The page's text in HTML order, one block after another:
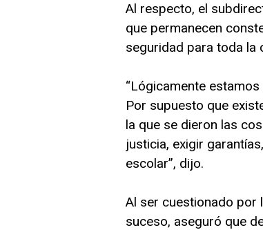
Al respecto, el
que permanecen
seguridad para toda la
“Lógicamente
Por supuesto que
la que se dieron las
justicia, exigir
escolar”, dijo.
Al ser cuestionado por
suceso, aseguró que